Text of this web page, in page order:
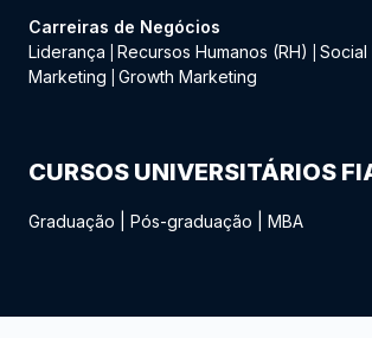
Carreiras de Negócios
Liderança
Recursos Humanos (RH)
Social
Marketing
Growth Marketing
CURSOS UNIVERSITÁRIOS
Graduação Pós-graduação MBA